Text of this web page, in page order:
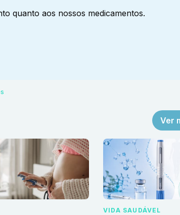
quanto aos nossos medicamentos.
Ver
VIDA SAUDÁVEL